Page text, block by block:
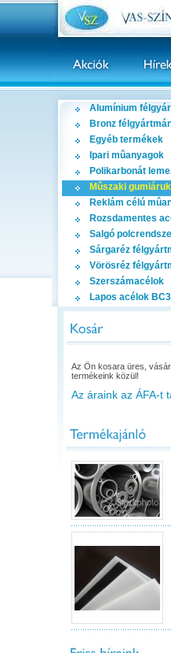
Alumínium
Bronz
Egyéb termékek
Ipari mûanyagok
Polikarbonát
Mûszaki gumiáruk
Reklám célú
Rozsdamentes
Salgó
Sárgaréz
Vörösréz
Szerszámacélok
Lapos acélok
Az Ön kosara üres,
termékeink közül!
Az áraink az ÁFA-t